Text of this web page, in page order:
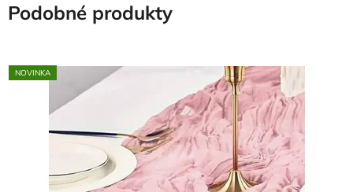
Podobné produkty
NOVINKA